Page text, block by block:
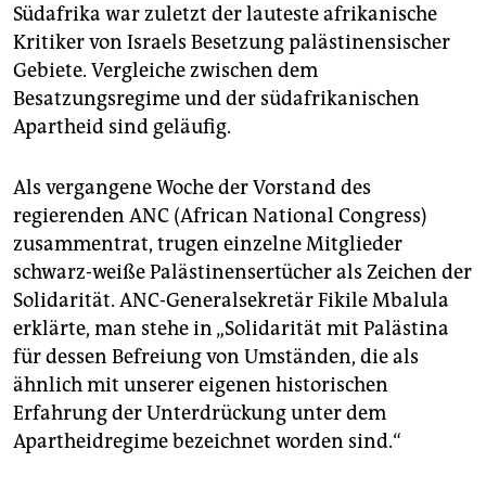
Südafrika war zuletzt der lauteste afrikanische
Kritiker von Israels Besetzung palästinensischer
Gebiete. Vergleiche zwischen dem
Besatzungsregime und der südafrikanischen
Apartheid sind geläufig.
Als vergangene Woche der Vorstand des
regierenden ANC (African National Congress)
zusammentrat, trugen einzelne Mitglieder
schwarz-weiße Palästinensertücher als Zeichen der
Solidarität. ANC-Generalsekretär Fikile Mbalula
erklärte, man stehe in „Solidarität mit Palästina
für dessen Befreiung von Umständen, die als
ähnlich mit unserer eigenen historischen
Erfahrung der Unterdrückung unter dem
Apartheidregime bezeichnet worden sind.“